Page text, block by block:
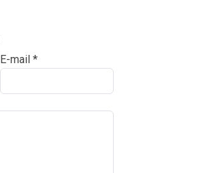
E-mail *